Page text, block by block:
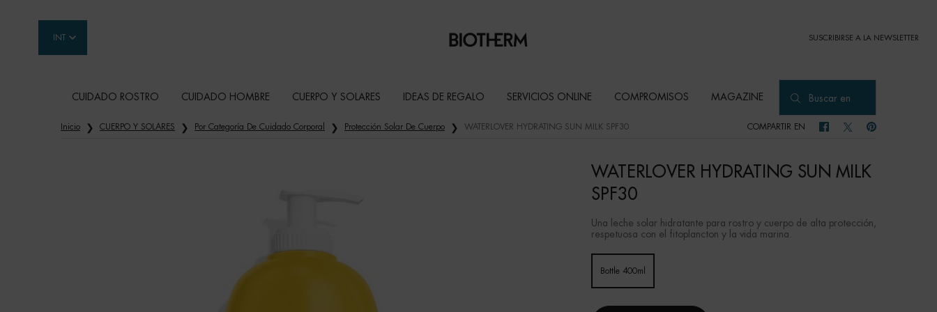
INT SUSCRIBIRSE A LA NEWSLETTER
CUIDADO ROSTRO CUIDADO HOMBRE CUERPO Y SOLARES IDEAS DE REGALO SERVICIOS ONLINE COMPROMISOS MAGAZINE Buscar en
Contenido principal
Inicio CUERPO Y SOLARES Por Categoría De Cuidado Corporal Protección Solar De Cuerpo WATERLOVER HYDRATING SUN MILK SPF30 COMPARTIR EN COMPARTIR EN FACEBOOK
COMPARTIR EN TWITTER
COMPARTIR EN
WATERLOVER HYDRATING SUN MILK
SPF30
Una leche solar hidratante para rostro y cuerpo de alta protección,
respetuosa con el fitoplancton y la vida marina.
Selected
Bottle 400ml
, 1 of 1